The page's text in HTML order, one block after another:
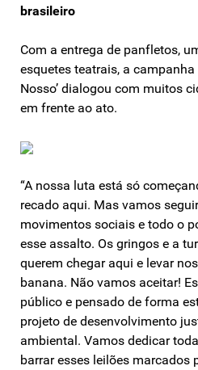
brasileiro
Com a entrega de panfletos,
esquetes teatrais, a campanha
Nosso’ dialogou com muitos
em frente ao ato.
“A nossa luta está só
recado aqui. Mas vamos
movimentos sociais e todo o
esse assalto. Os gringos e a
querem chegar aqui e levar
banana. Não vamos aceitar!
público e pensado de forma
projeto de desenvolvimento
ambiental. Vamos dedicar
barrar esses leilões marcados